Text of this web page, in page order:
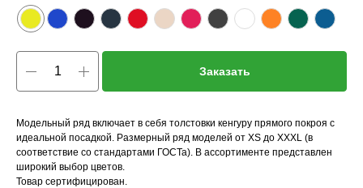
Заказать
Модельный ряд включает в себя толстовки кенгуру прямого покроя с
идеальной посадкой. Размерный ряд моделей от XS до XXXL (в
соответствие со стандартами ГОСТа). В ассортименте представлен
широкий выбор цветов.
Товар сертифицирован.